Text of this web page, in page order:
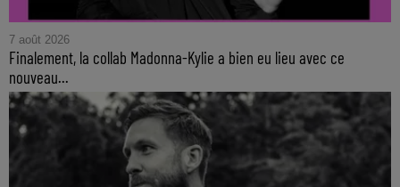
7 août 2026
Finalement, la collab Madonna-Kylie a bien eu lieu avec ce
nouveau...